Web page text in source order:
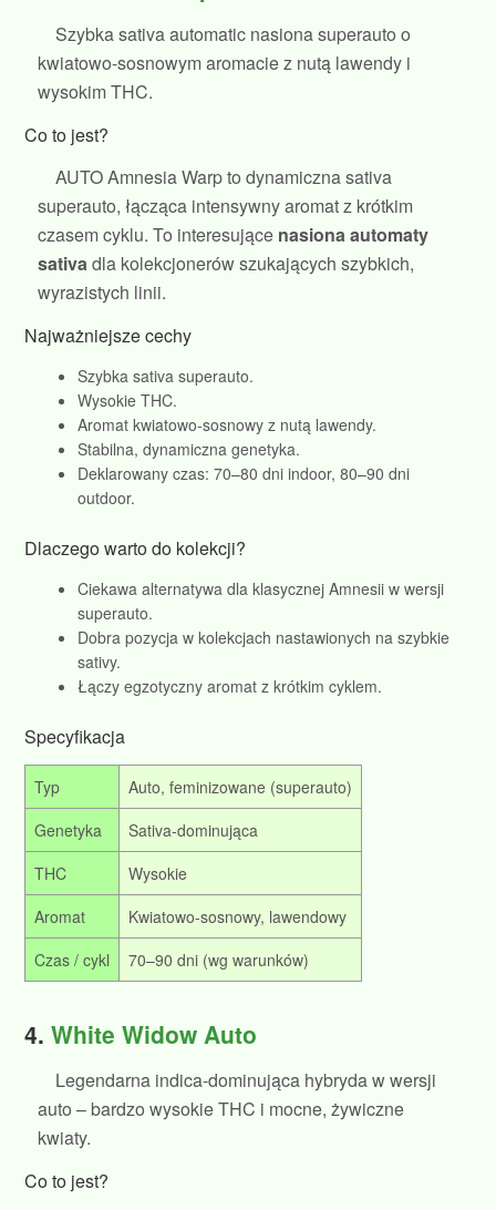
Szybka sativa automatic nasiona superauto o
kwiatowo‑sosnowym aromacie z nutą lawendy i
wysokim THC.
Co to jest?
AUTO Amnesia Warp to dynamiczna sativa
superauto, łącząca intensywny aromat z krótkim
czasem cyklu. To interesujące nasiona automaty
sativadla kolekcjonerów szukających szybkich,
wyrazistych linii.
Najważniejsze cechy
Szybka sativa superauto.
Wysokie THC.
Aromat kwiatowo‑sosnowy z nutą lawendy.
Stabilna, dynamiczna genetyka.
Deklarowany czas: 70–80 dni indoor, 80–90 dni
outdoor.
Dlaczego warto do kolekcji?
Ciekawa alternatywa dla klasycznej Amnesii w wersji
superauto.
Dobra pozycja w kolekcjach nastawionych na szybkie
sativy.
Łączy egzotyczny aromat z krótkim cyklem.
Specyfikacja
Typ
Auto, feminizowane (superauto)
Genetyka
Sativa‑dominująca
THC
Wysokie
Aromat
Kwiatowo‑sosnowy, lawendowy
Czas / cykl
70–90 dni (wg warunków)
4.White Widow Auto
Legendarna indica‑dominująca hybryda w wersji
auto – bardzo wysokie THC i mocne, żywiczne
kwiaty.
Co to jest?